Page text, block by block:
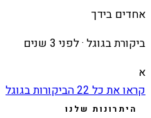
אחדים בידך
ביקורת בגוגל ·לפני 3 שנים
א
קראו את כל22הביקורות בגוגל
היתרונות שלנו